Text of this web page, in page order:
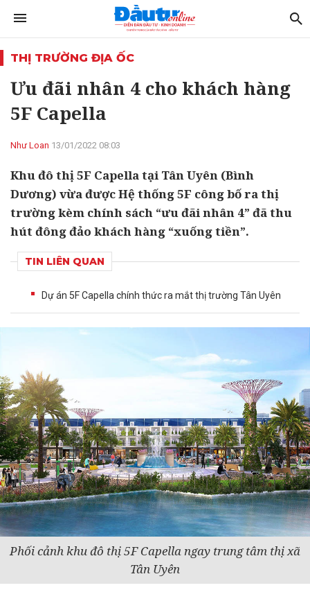
THỊ TRƯỜNG ĐỊA ỐC
Ưu đãi nhân 4 cho khách hàng
5F Capella
Như Loan 13/01/2022 08:03
Khu đô thị 5F Capella tại Tân Uyên (Bình
Dương) vừa được Hệ thống 5F công bố ra thị
trường kèm chính sách “ưu đãi nhân 4” đã thu
hút đông đảo khách hàng “xuống tiền”.
TIN LIÊN QUAN
Dự án 5F Capella chính thức ra mắt thị trường Tân Uyên
Phối cảnh khu đô thị 5F Capella ngay trung tâm thị xã
Tân Uyên